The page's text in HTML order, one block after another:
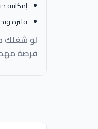
إمكانية
فلترة
لو شغلك
فرصة